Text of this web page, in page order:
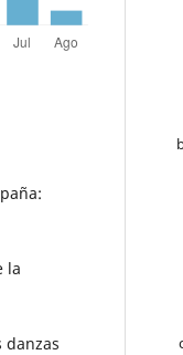
la
danzas